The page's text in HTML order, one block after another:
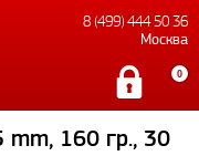
8 (499) 444 50 36
Москва
0
mm, 160 гр., 30